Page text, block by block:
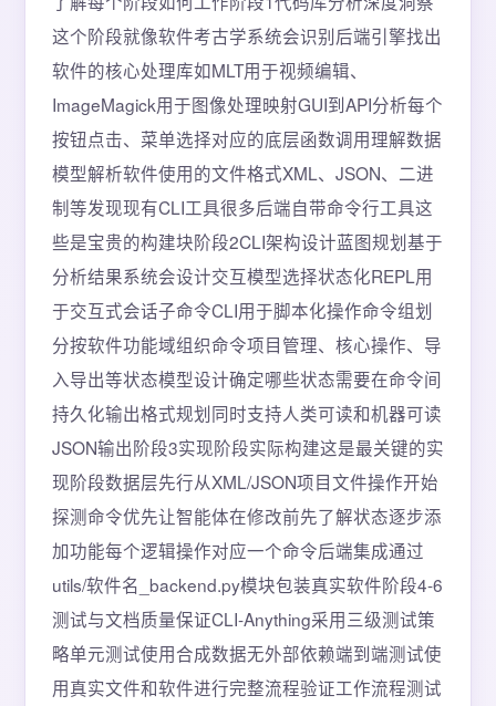
这个阶段就像软件考古学系统会识别后端引擎找出
软件的核心处理库如MLT用于视频编辑、
ImageMagick用于图像处理映射GUI到API分析每个
按钮点击、菜单选择对应的底层函数调用理解数据
模型解析软件使用的文件格式XML、JSON、二进
制等发现现有CLI工具很多后端自带命令行工具这
些是宝贵的构建块阶段2CLI架构设计蓝图规划基于
分析结果系统会设计交互模型选择状态化REPL用
于交互式会话子命令CLI用于脚本化操作命令组划
分按软件功能域组织命令项目管理、核心操作、导
入导出等状态模型设计确定哪些状态需要在命令间
持久化输出格式规划同时支持人类可读和机器可读
JSON输出阶段3实现阶段实际构建这是最关键的实
现阶段数据层先行从XML/JSON项目文件操作开始
探测命令优先让智能体在修改前先了解状态逐步添
加功能每个逻辑操作对应一个命令后端集成通过
utils/软件名_backend.py模块包装真实软件阶段4-6
测试与文档质量保证CLI-Anything采用三级测试策
略单元测试使用合成数据无外部依赖端到端测试使
用真实文件和软件进行完整流程验证工作流程测试